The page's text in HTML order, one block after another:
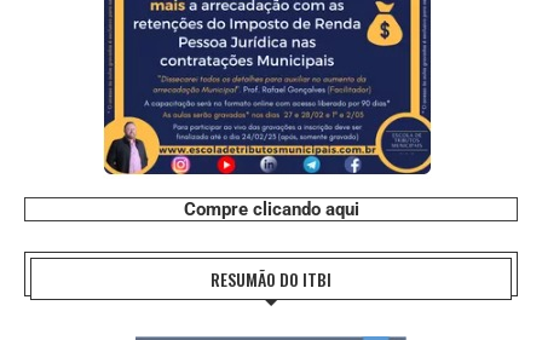
Compre clicando aqui
RESUMÃO DO ITBI